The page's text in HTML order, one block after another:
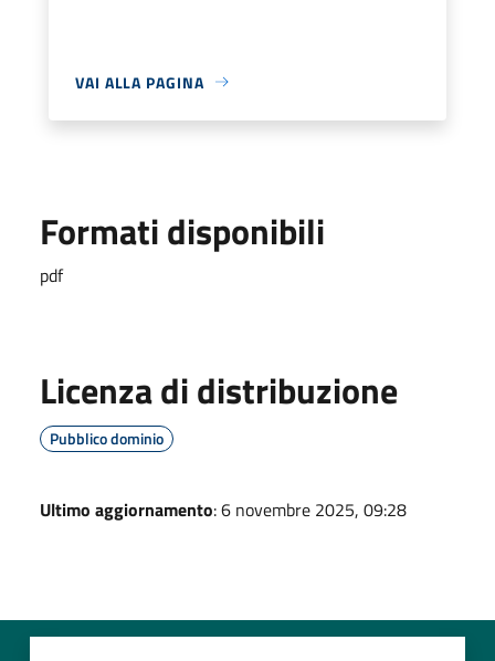
VAI ALLA PAGINA
Formati disponibili
pdf
Licenza di distribuzione
Pubblico dominio
Ultimo aggiornamento: 6 novembre 2025, 09:28